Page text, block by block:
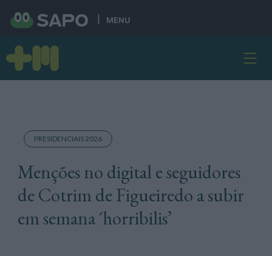
MENU
PRESIDENCIAIS 2026
Menções no digital e seguidores
de Cotrim de Figueiredo a subir
em semana ´horribilis’